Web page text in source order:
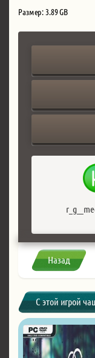
Размер: 3.89 GB
Назад
С этой игрой